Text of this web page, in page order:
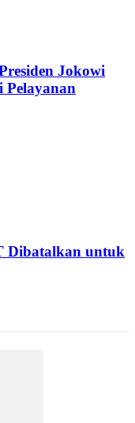
Jokowi
Pelayanan
Dibatalkan untuk